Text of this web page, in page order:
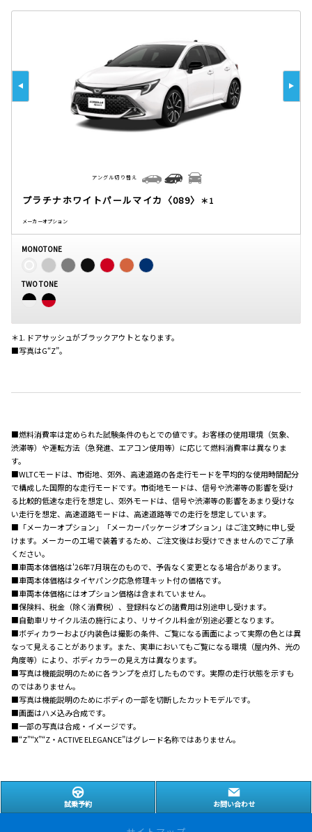
プラチナホワイトパールマイカ〈089〉 ＊1
メーカーオプション
アングル切り替え
MONOTONE
TWO TONE
＊1. ドアサッシュがブラックアウトとなります。
■写真はG“Z”。
■燃料消費率は定められた試験条件のもとでの値です。お客様の使用環境（気象、
渋滞等）や運転方法（急発進、エアコン使用等）に応じて燃料消費率は異なりま
す。
■WLTCモードは、市街地、郊外、高速道路の各走行モードを平均的な使用時間配分
で構成した国際的な走行モードです。市街地モードは、信号や渋滞等の影響を受け
る比較的低速な走行を想定し、郊外モードは、信号や渋滞等の影響をあまり受けな
い走行を想定、高速道路モードは、高速道路等での走行を想定しています。
■「メーカーオプション」「メーカーパッケージオプション」はご注文時に申し受
けます。メーカーの工場で装着するため、ご注文後はお受けできませんのでご了承
ください。
■車両本体価格は'26年7月現在のもので、予告なく変更となる場合があります。
■車両本体価格はタイヤパンク応急修理キット付の価格です。
■車両本体価格にはオプション価格は含まれていません。
■保険料、税金（除く消費税）、登録料などの諸費用は別途申し受けます。
■自動車リサイクル法の施行により、リサイクル料金が別途必要となります。
■ボディカラーおよび内装色は撮影の条件、ご覧になる画面によって実際の色とは異
なって見えることがあります。また、実車においてもご覧になる環境（屋内外、光の
角度等）により、ボディカラーの見え方は異なります。
■写真は機能説明のために各ランプを点灯したものです。実際の走行状態を示すも
のではありません。
■写真は機能説明のためにボディの一部を切断したカットモデルです。
■画面はハメ込み合成です。
■一部の写真は合成・イメージです。
■“Z”“X”“Z・ACTIVE ELEGANCE”はグレード名称ではありません。
試乗予約 お問い合わせ